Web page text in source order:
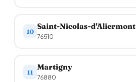
10
Saint-Nicolas-d'Aliermont
76510
11
Martigny
76880